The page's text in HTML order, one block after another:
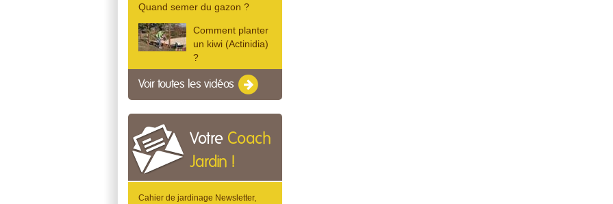
Quand semer du gazon ?
Comment planter
un kiwi (Actinidia)
?
Voir toutes les vidéos
Votre Coach
Jardin !
Cahier de jardinage Newsletter,